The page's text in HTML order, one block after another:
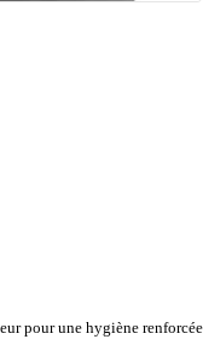
pour une hygiène renforcée